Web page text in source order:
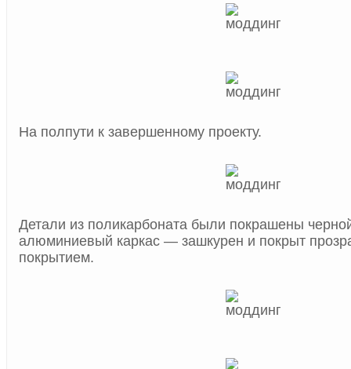
На полпути к завершенному проекту.
Детали из поликарбоната были покрашены
алюминиевый каркас — зашкурен и покрыт
покрытием.